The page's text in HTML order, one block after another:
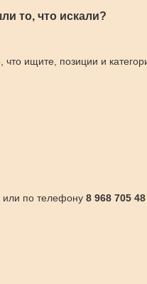
то, что искали?
что ищите, позиции и
или по телефону 8 968 705